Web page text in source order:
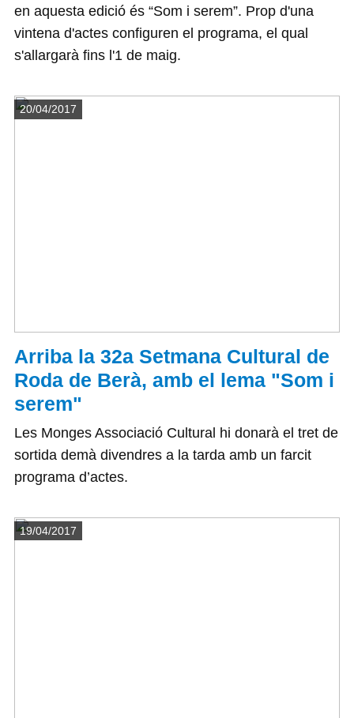
en aquesta edició és “Som i serem”. Prop d'una
vintena d'actes configuren el programa, el qual
s'allargarà fins l'1 de maig.
Arriba la 32a Setmana Cultural de
Roda de Berà, amb el lema "Som i
serem"
Detalls
20/04/2017
Les Monges Associació Cultural hi donarà el tret de
sortida demà divendres a la tarda amb un farcit
programa d’actes.
Detalls
19/04/2017